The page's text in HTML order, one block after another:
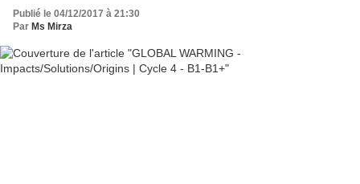
Publié le 04/12/2017 à 21:30
Par Ms Mirza